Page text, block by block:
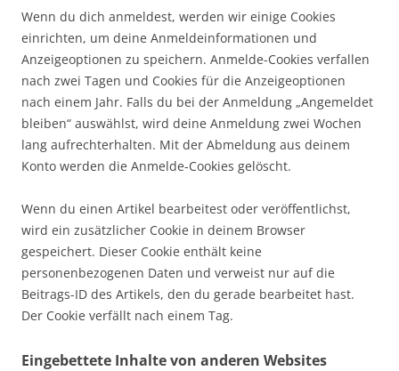
Wenn du dich anmeldest, werden wir einige Cookies
einrichten, um deine Anmeldeinformationen und
Anzeigeoptionen zu speichern. Anmelde-Cookies verfallen
nach zwei Tagen und Cookies für die Anzeigeoptionen
nach einem Jahr. Falls du bei der Anmeldung „Angemeldet
bleiben“ auswählst, wird deine Anmeldung zwei Wochen
lang aufrechterhalten. Mit der Abmeldung aus deinem
Konto werden die Anmelde-Cookies gelöscht.
Wenn du einen Artikel bearbeitest oder veröffentlichst,
wird ein zusätzlicher Cookie in deinem Browser
gespeichert. Dieser Cookie enthält keine
personenbezogenen Daten und verweist nur auf die
Beitrags-ID des Artikels, den du gerade bearbeitet hast.
Der Cookie verfällt nach einem Tag.
Eingebettete Inhalte von anderen Websites